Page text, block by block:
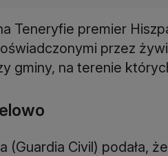
Teneryfie premier
przez
gminy, na terenie
(Guardia Civil) podała,